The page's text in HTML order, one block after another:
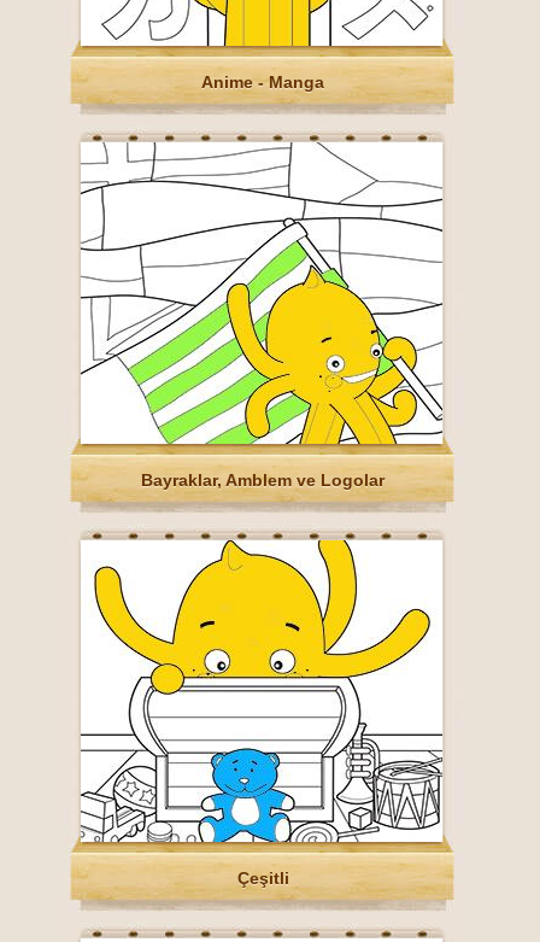
Anime - Manga
Bayraklar, Amblem ve Logolar
Çeşitli